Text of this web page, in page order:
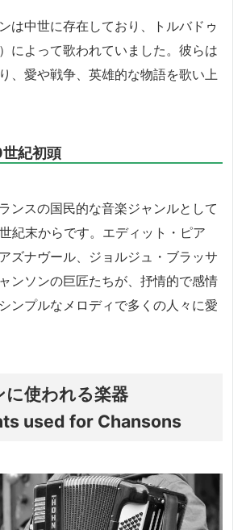
は中世に存在しており、トルバドゥ
によって歌われていました。彼らは
、愛や戦争、英雄的な物語を歌い上
紀初頭
ンスの国民的な音楽ジャンルとして
紀末からです。エディット・ピア
ズナヴール、ジョルジュ・ブラッサ
ンソンの巨匠たちが、抒情的で感情
ンプルなメロディで多くの人々に愛
に使われる楽器
used for Chansons